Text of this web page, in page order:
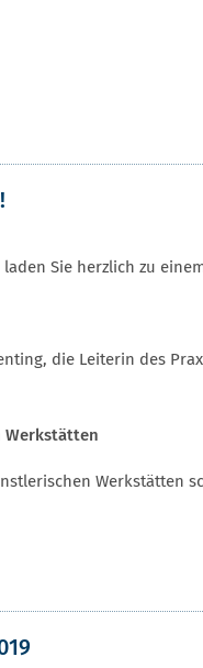
Sie herzlich zu
die Leiterin des
Werkstätten
Werkstätten